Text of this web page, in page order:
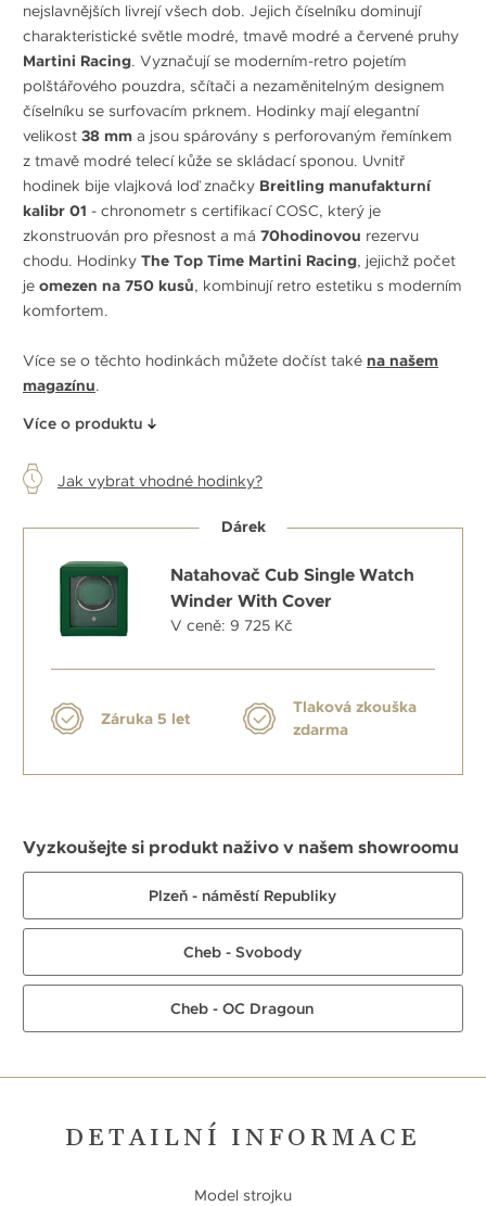
nejslavnějších livrejí všech dob. Jejich číselníku dominují
charakteristické světle modré, tmavě modré a červené pruhy
Martini Racing. Vyznačují se moderním-retro pojetím
polštářového pouzdra, sčítači a nezaměnitelným designem
číselníku se surfovacím prknem. Hodinky mají elegantní
velikost 38 mm a jsou spárovány s perforovaným řemínkem
z tmavě modré telecí kůže se skládací sponou. Uvnitř
hodinek bije vlajková loď značky Breitling manufakturní
kalibr 01 - chronometr s certifikací COSC, který je
zkonstruován pro přesnost a má 70hodinovou rezervu
chodu. Hodinky The Top Time Martini Racing, jejichž počet
je omezen na 750 kusů, kombinují retro estetiku s moderním
komfortem.
Více se o těchto hodinkách můžete dočíst také na našem
magazínu.
Více o produktu
Jak vybrat vhodné hodinky?
Dárek
Natahovač Cub Single Watch
Winder With Cover
V ceně: 9 725 Kč
Záruka 5 let
Tlaková zkouška
zdarma
Vyzkoušejte si produkt naživo v našem showroomu
Plzeň - náměstí Republiky
Cheb - Svobody
Cheb - OC Dragoun
DETAILNÍ INFORMACE
Model strojku